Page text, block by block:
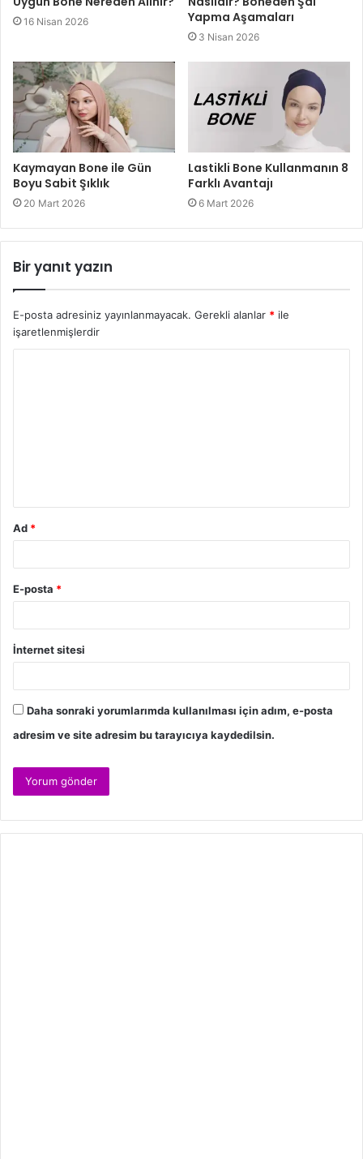
16 Nisan 2026
Yapma Aşamaları
3 Nisan 2026
Kaymayan Bone ile Gün
Boyu Sabit Şıklık
20 Mart 2026
Lastikli Bone Kullanmanın 8
Farklı Avantajı
6 Mart 2026
Bir yanıt yazın
E-posta adresiniz yayınlanmayacak. Gerekli alanlar * ile
işaretlenmişlerdir
Ad *
E-posta *
İnternet sitesi
Daha sonraki yorumlarımda kullanılması için adım, e-posta
adresim ve site adresim bu tarayıcıya kaydedilsin.